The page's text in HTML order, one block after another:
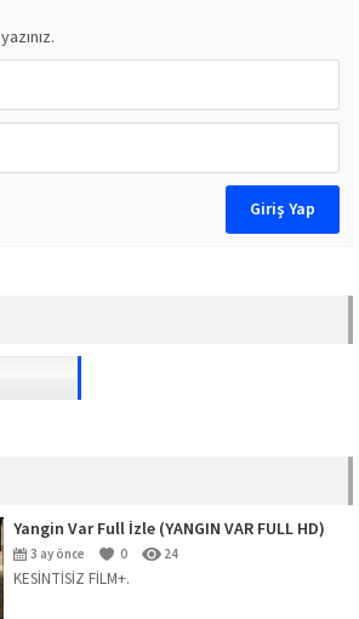
Yangin Var Full İzle (YANGIN VAR FULL HD)
3 ay önce 0 24
KESİNTİSİZ FİLM+.